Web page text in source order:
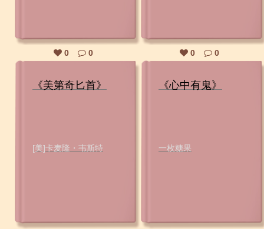
0 0 0 0
《美第奇匕首》
[美]卡麦隆・韦斯特
《心中有鬼》
一枚糖果